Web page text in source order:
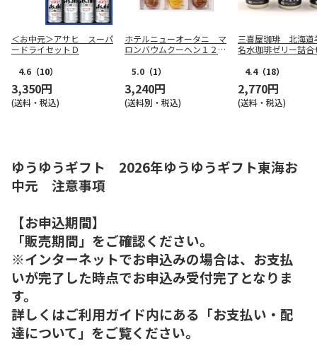
＜お中元＞アサヒ スーパ
ードライセットＤ
4.6 （10）
3,350円
(送料・税込)
ホテルニューオータニ マ
ロンバウムクーヘン１２個
5.0 （1）
3,240円
(送料別・税込)
三喜屋珈琲 北海道
名水珈琲ゼリー詰
4.4（18）
2,770円
(送料・税込)
ゆうゆうギフト 2026年ゆうゆうギフト東海お
中元 注意事項
【お申込期間】
「販売期間」をご確認ください。
※インターネットでお申込みの場合は、お支払
いが完了した時点でお申込み受付完了となりま
す。
詳しくはご利用ガイド内にある「お支払い・配
達について」をご覧ください。